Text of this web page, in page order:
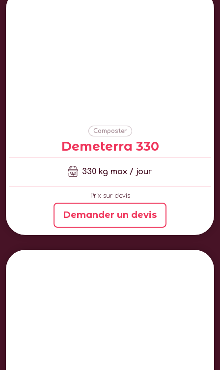
Composter
Demeterra 330
330 kg max / jour
Prix sur devis
Demander un devis